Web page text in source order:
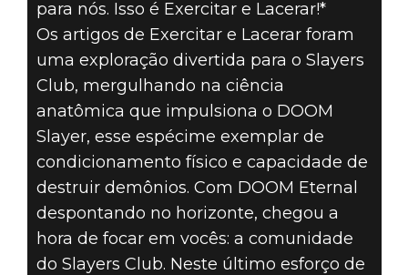
LESIONADOS,
MAIS CACOS
EXECUTADOS
para nós. Isso é Exercitar e Lacerar!*
Os artigos de Exercitar e Lacerar foram
uma exploração divertida para o Slayers
Club, mergulhando na ciência
anatômica que impulsiona o DOOM
Slayer, esse espécime exemplar de
condicionamento físico e capacidade de
destruir demônios. Com DOOM Eternal
despontando no horizonte, chegou a
hora de focar em vocês: a comunidade
do Slayers Club. Neste último esforço de